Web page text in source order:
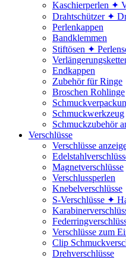
Kaschierperlen ✦
Drahtschützer ✦
Perlenkappen
Bandklemmen
Stiftösen ✦
Endkappen
Zubehör für Ringe
Broschen Rohlinge
Schmuckwerkzeug
Schmuckzubehör
Verschlüsse
Verschlüsse
Magnetverschlüsse
Verschlussperlen
Knebelverschlüsse
S-Verschlüsse ✦
Verschlüsse zum
Clip
Drehverschlüsse